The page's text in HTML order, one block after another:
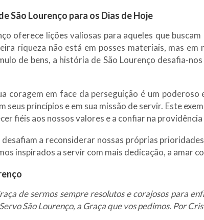
São Lourenço para os Dias de Hoje
oferece lições valiosas para aqueles que
riqueza não está em posses materiais, mas
de bens, a história de São Lourenço desafia-
coragem em face da perseguição é um
seus princípios e em sua missão de servir. Este
fiéis aos nossos valores e a confiar na
a reconsiderar nossas próprias
inspirados a servir com mais dedicação, a amar
de sermos sempre resolutos e corajosos para
São Lourenço, a Graça que vos pedimos. Por